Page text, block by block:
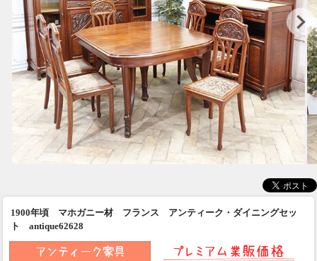
1900年頃 マホガニー材 フランス アンティーク・ダイニングセッ
ト antique62628